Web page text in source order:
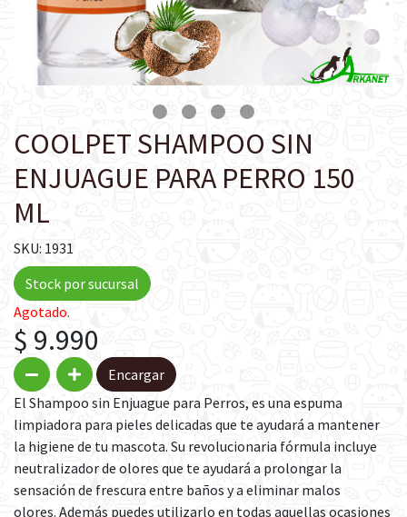
COOLPET SHAMPOO SIN
ENJUAGUE PARA PERRO 150
ML
SKU: 1931
Stock por sucursal
Agotado.
$ 9.990
Encargar
El Shampoo sin Enjuague para Perros, es una espuma
limpiadora para pieles delicadas que te ayudará a mantener
la higiene de tu mascota. Su revolucionaria fórmula incluye
neutralizador de olores que te ayudará a prolongar la
sensación de frescura entre baños y a eliminar malos
olores. Además puedes utilizarlo en todas aquellas ocasiones